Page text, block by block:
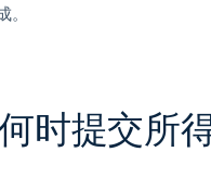
时提交所